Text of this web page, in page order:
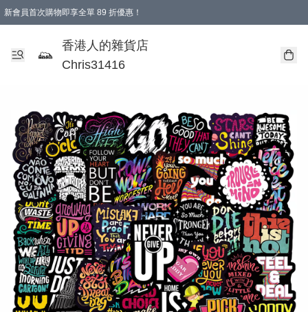
新會員首次購物即享全單 89 折優惠！
購物滿 HKD 499.00即享免運費優惠！（適用於 本地送貨、本地取貨 )
【滿 $300 專屬驚喜：無聲信物（最後一批）】
香港人的雜貨店
Chris31416